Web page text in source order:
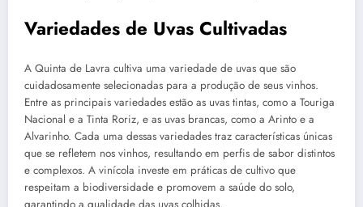
Variedades de Uvas Cultivadas
A Quinta de Lavra cultiva uma variedade de uvas que são
cuidadosamente selecionadas para a produção de seus vinhos.
Entre as principais variedades estão as uvas tintas, como a Touriga
Nacional e a Tinta Roriz, e as uvas brancas, como a Arinto e a
Alvarinho. Cada uma dessas variedades traz características únicas
que se refletem nos vinhos, resultando em perfis de sabor distintos
e complexos. A vinícola investe em práticas de cultivo que
respeitam a biodiversidade e promovem a saúde do solo,